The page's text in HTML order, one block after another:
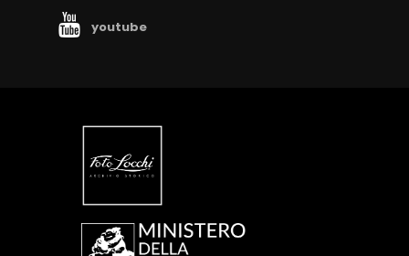
youtube